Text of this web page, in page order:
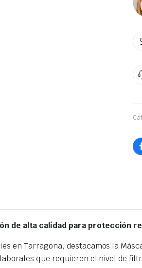
de alta calidad para protección
en Tarragona, destacamos la
que requieren el nivel de